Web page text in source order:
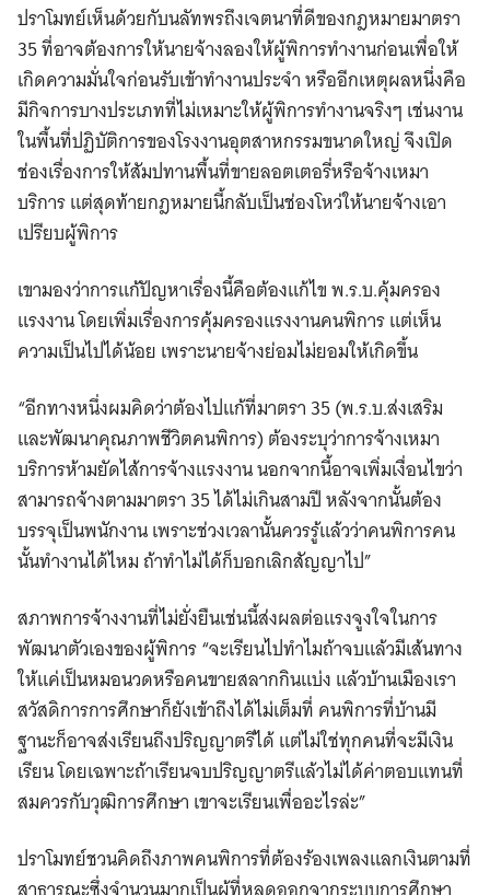
ปราโมทย์เห็นด้วยกับนลัทพรถึงเจตนาที่ดีของกฎหมายมาตรา
35 ที่อาจต้องการให้นายจ้างลองให้ผู้พิการทำงานก่อนเพื่อให้
เกิดความมั่นใจก่อนรับเข้าทำงานประจำ หรืออีกเหตุผลหนึ่งคือ
มีกิจการบางประเภทที่ไม่เหมาะให้ผู้พิการทำงานจริงๆ เช่นงาน
ในพื้นที่ปฏิบัติการของโรงงานอุตสาหกรรมขนาดใหญ่ จึงเปิด
ช่องเรื่องการให้สัมปทานพื้นที่ขายลอตเตอรี่หรือจ้างเหมา
บริการ แต่สุดท้ายกฎหมายนี้กลับเป็นช่องโหว่ให้นายจ้างเอา
เปรียบผู้พิการ
เขามองว่าการแก้ปัญหาเรื่องนี้คือต้องแก้ไข พ.ร.บ.คุ้มครอง
แรงงาน โดยเพิ่มเรื่องการคุ้มครองแรงงานคนพิการ แต่เห็น
ความเป็นไปได้น้อย เพราะนายจ้างย่อมไม่ยอมให้เกิดขึ้น
“อีกทางหนึ่งผมคิดว่าต้องไปแก้ที่มาตรา 35 (พ.ร.บ.ส่งเสริม
และพัฒนาคุณภาพชีวิตคนพิการ) ต้องระบุว่าการจ้างเหมา
บริการห้ามยัดไส้การจ้างแรงงาน นอกจากนี้อาจเพิ่มเงื่อนไขว่า
สามารถจ้างตามมาตรา 35 ได้ไม่เกินสามปี หลังจากนั้นต้อง
บรรจุเป็นพนักงาน เพราะช่วงเวลานั้นควรรู้แล้วว่าคนพิการคน
นั้นทำงานได้ไหม ถ้าทำไม่ได้ก็บอกเลิกสัญญาไป”
สภาพการจ้างงานที่ไม่ยั่งยืนเช่นนี้ส่งผลต่อแรงจูงใจในการ
พัฒนาตัวเองของผู้พิการ “จะเรียนไปทําไมถ้าจบแล้วมีเส้นทาง
ให้แค่เป็นหมอนวดหรือคนขายสลากกินแบ่ง แล้วบ้านเมืองเรา
สวัสดิการการศึกษาก็ยังเข้าถึงได้ไม่เต็มที่ คนพิการที่บ้านมี
ฐานะก็อาจส่งเรียนถึงปริญญาตรีได้ แต่ไม่ใช่ทุกคนที่จะมีเงิน
เรียน โดยเฉพาะถ้าเรียนจบปริญญาตรีแล้วไม่ได้ค่าตอบแทนที่
สมควรกับวุฒิการศึกษา เขาจะเรียนเพื่ออะไรล่ะ”
ปราโมทย์ชวนคิดถึงภาพคนพิการที่ต้องร้องเพลงแลกเงินตามที่